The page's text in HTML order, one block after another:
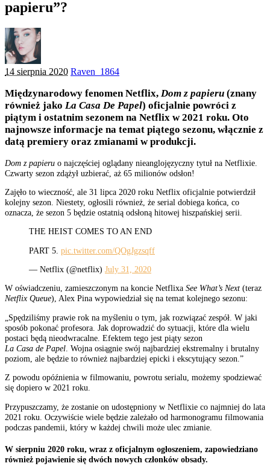
papieru”?
14 sierpnia 2020 Posted
Raven_1864
Międzynarodowy fenomen Netflix, Dom z papieru (znany
również jako La Casa De Papel) oficjalnie powróci z
piątym i ostatnim sezonem na Netflix w 2021 roku. Oto
najnowsze informacje na temat piątego sezonu, włącznie z
datą premiery oraz zmianami w produkcji.
Dom z papieru o najczęściej oglądany nieanglojęzyczny tytuł na Netflixie.
Czwarty sezon zdążył uzbierać, aż 65 milionów odsłon!
Zajęło to wieczność, ale 31 lipca 2020 roku Netflix oficjalnie potwierdził
kolejny sezon. Niestety, ogłosili również, że serial dobiega końca, co
oznacza, że sezon 5 będzie ostatnią odsłoną hitowej hiszpańskiej serii.
THE HEIST COMES TO AN END
PART 5. pic.twitter.com/QOgJgzsqff
— Netflix (@netflix) July 31, 2020
W oświadczeniu, zamieszczonym na koncie Netflixa See What’s Next (teraz
Netflix Queue), Alex Pina wypowiedział się na temat kolejnego sezonu:
„Spędziliśmy prawie rok na myśleniu o tym, jak rozwiązać zespół. W jaki
sposób pokonać profesora. Jak doprowadzić do sytuacji, które dla wielu
postaci będą nieodwracalne. Efektem tego jest piąty sezon
La Casa de Papel . Wojna osiągnie swój najbardziej ekstremalny i brutalny
poziom, ale będzie to również najbardziej epicki i ekscytujący sezon.”
Z powodu opóźnienia w filmowaniu, powrotu serialu, możemy spodziewać
się dopiero w 2021 roku.
Przypuszczamy, że zostanie on udostępniony w Netflixie co najmniej do lata
2021 roku. Oczywiście wiele będzie zależało od harmonogramu filmowania
podczas pandemii, który w każdej chwili może ulec zmianie.
W sierpniu 2020 roku, wraz z oficjalnym ogłoszeniem, zapowiedziano
również pojawienie się dwóch nowych członków obsady.